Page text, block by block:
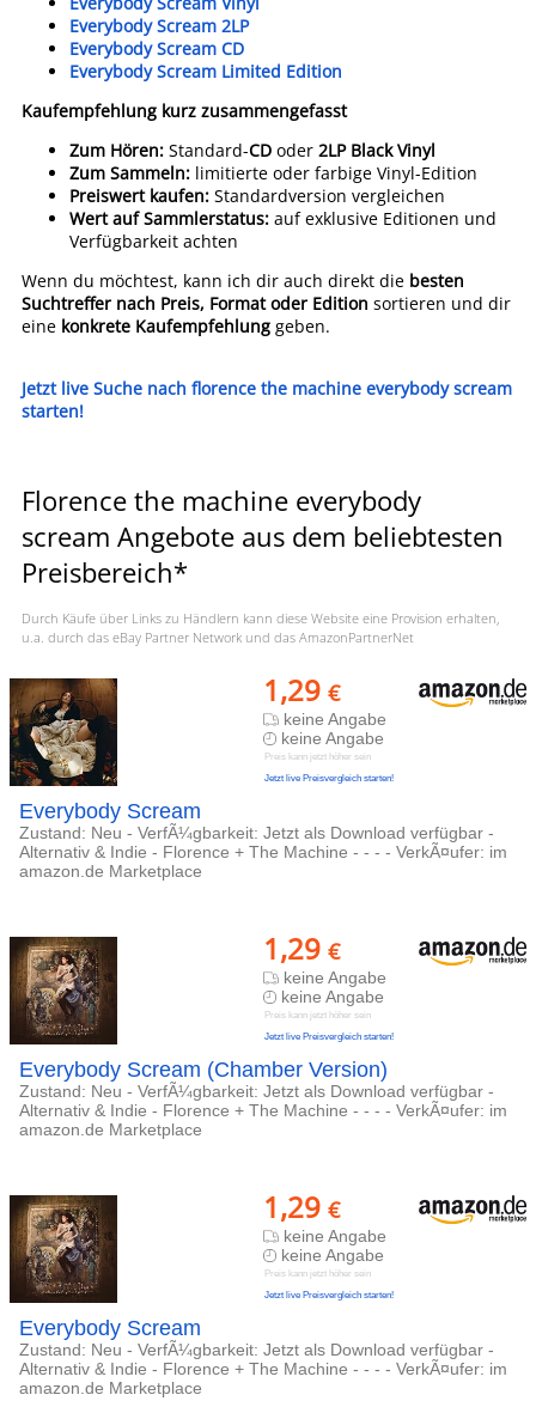
Everybody Scream 2LP
Everybody Scream CD
Everybody Scream Limited Edition
Kaufempfehlung kurz zusammengefasst
Zum Hören: Standard-CD oder 2LP Black Vinyl
Zum Sammeln: limitierte oder farbige Vinyl-Edition
Preiswert kaufen: Standardversion vergleichen
Wert auf Sammlerstatus: auf exklusive Editionen und
Verfügbarkeit achten
Wenn du möchtest, kann ich dir auch direkt die besten
Suchtreffer nach Preis, Format oder Edition sortieren und dir
eine konkrete Kaufempfehlung geben.
Jetzt live Suche nach florence the machine everybody scream
starten!
Florence the machine everybody
scream Angebote aus dem beliebtesten
Preisbereich*
Durch Käufe über Links zu Händlern kann diese Website eine Provision erhalten,
u.a. durch das eBay Partner Network und das AmazonPartnerNet
1,29 €
keine Angabe
keine Angabe
Preis kann jetzt höher sein
Jetzt live Preisvergleich starten!
Everybody Scream
Zustand: Neu - VerfÃ¼gbarkeit: Jetzt als Download verfügbar -
Alternativ & Indie - Florence + The Machine - - - - VerkÃ¤ufer: im
amazon.de Marketplace
1,29 €
keine Angabe
keine Angabe
Preis kann jetzt höher sein
Jetzt live Preisvergleich starten!
Everybody Scream (Chamber Version)
Zustand: Neu - VerfÃ¼gbarkeit: Jetzt als Download verfügbar -
Alternativ & Indie - Florence + The Machine - - - - VerkÃ¤ufer: im
amazon.de Marketplace
1,29 €
keine Angabe
keine Angabe
Preis kann jetzt höher sein
Jetzt live Preisvergleich starten!
Everybody Scream
Zustand: Neu - VerfÃ¼gbarkeit: Jetzt als Download verfügbar -
Alternativ & Indie - Florence + The Machine - - - - VerkÃ¤ufer: im
amazon.de Marketplace